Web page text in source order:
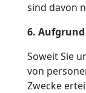
sind davon
6.
Soweit Sie
von
Zwecke